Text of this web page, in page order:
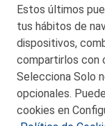
Estos últimos
tus hábitos de
dispositivos,
compartirlos con
Selecciona Solo
opcionales.
cookies en